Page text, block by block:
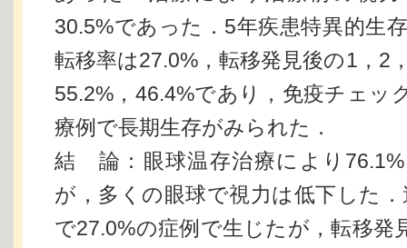
30.5%であった．5年疾患特異的生
転移率は27.0%，転移発見後の1，2
55.2%，46.4%であり，免疫チェッ
療例で長期生存がみられた．
結 論：眼球温存治療により
が，多くの眼球で視力は低下した
で27.0%の症例で生じたが，転移発